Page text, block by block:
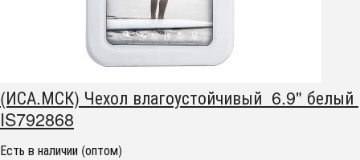
(ИСА.МСК) Чехол влагоустойчивый 6.9" белый
IS792868
Есть в наличии (оптом)